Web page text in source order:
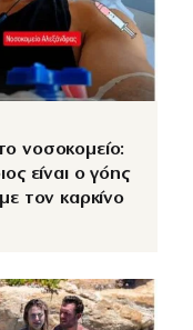
νοσοκομείο:
είναι ο γόης
τον καρκίνο